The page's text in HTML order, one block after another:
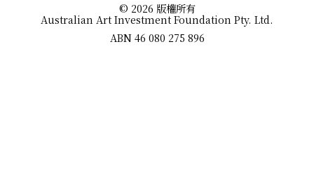
© 2026 版權所有
Australian Art Investment Foundation Pty. Ltd.
ABN 46 080 275 896